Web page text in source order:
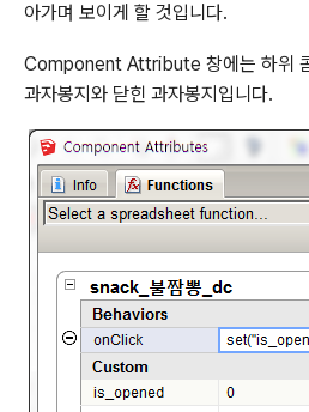
아가며 보이게 할 것입니다.
Component Attribute 창에는 하위
과자봉지와 닫힌 과자봉지입니다.